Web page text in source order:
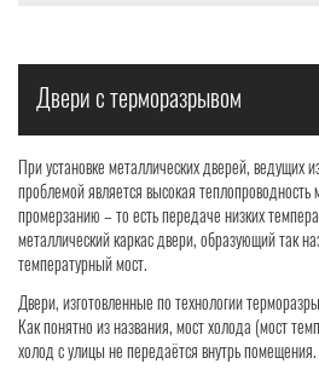
Двери с терморазрывом
При установке металлических дверей, ведущих
проблемой является высокая
промерзанию – то есть передаче низких
металлический каркас двери, образующий так
температурный мост.
Двери, изготовленные по технологии
Как понятно из названия, мост холода (мост
холод с улицы не передаётся внутрь помещения.